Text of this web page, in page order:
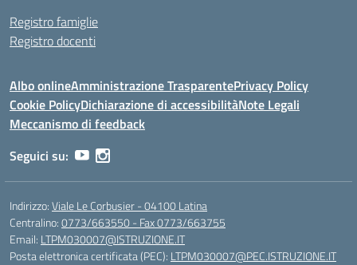
Registro famiglie
Registro docenti
Albo onlineAmministrazione TrasparentePrivacy Policy
Cookie PolicyDichiarazione di accessibilitàNote Legali
Meccanismo di feedback
Seguici su:
Indirizzo:Viale Le Corbusier - 04100 Latina
Centralino:0773/663550 - Fax 0773/663755
Email: LTPM030007@ISTRUZIONE.IT
Posta elettronica certificata (PEC): LTPM030007@PEC.ISTRUZIONE.IT